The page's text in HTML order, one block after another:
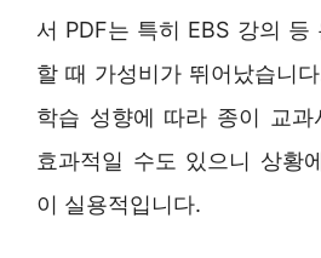
서 PDF는 특히 EBS 강의 등
할 때 가성비가 뛰어났습니
학습 성향에 따라 종이 교과
효과적일 수도 있으니 상황
이 실용적입니다.